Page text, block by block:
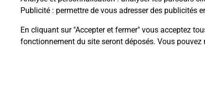
Publicité : permettre de vous adresser des publicités
En cliquant sur "Accepter et fermer" vous acceptez
fonctionnement du site seront déposés. Vous
13960 Sausset Les Pins
Itinéraire